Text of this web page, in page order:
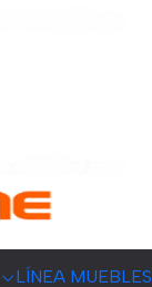
LÍNEA MUEBLES